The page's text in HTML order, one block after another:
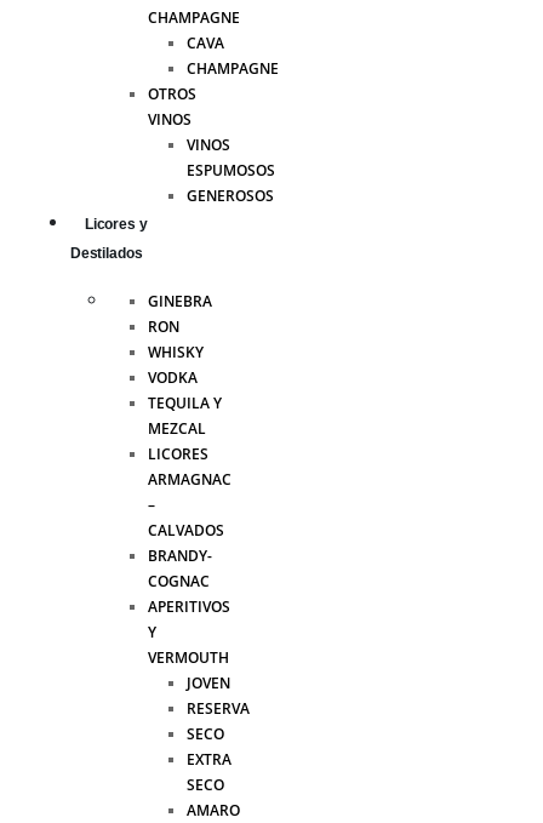
CHAMPAGNE
CAVA
CHAMPAGNE
OTROS
VINOS
VINOS
ESPUMOSOS
GENEROSOS
Licores y
Destilados
GINEBRA
RON
WHISKY
VODKA
TEQUILA Y
MEZCAL
LICORES
ARMAGNAC
–
CALVADOS
BRANDY-
COGNAC
APERITIVOS
Y
VERMOUTH
JOVEN
RESERVA
SECO
EXTRA
SECO
AMARO